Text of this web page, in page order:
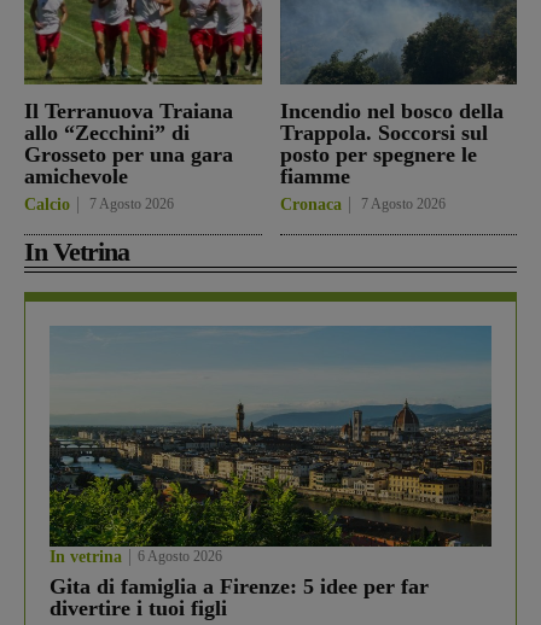
Il Terranuova Traiana
allo “Zecchini” di
Grosseto per una gara
amichevole
Calcio 7 Agosto 2026
Incendio nel bosco della
Trappola. Soccorsi sul
posto per spegnere le
fiamme
Cronaca 7 Agosto 2026
In Vetrina
In vetrina 6 Agosto 2026
Gita di famiglia a Firenze: 5 idee per far
divertire i tuoi figli